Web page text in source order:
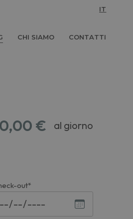
CHI SIAMO CONTATTI
IT
€ al giorno
out*